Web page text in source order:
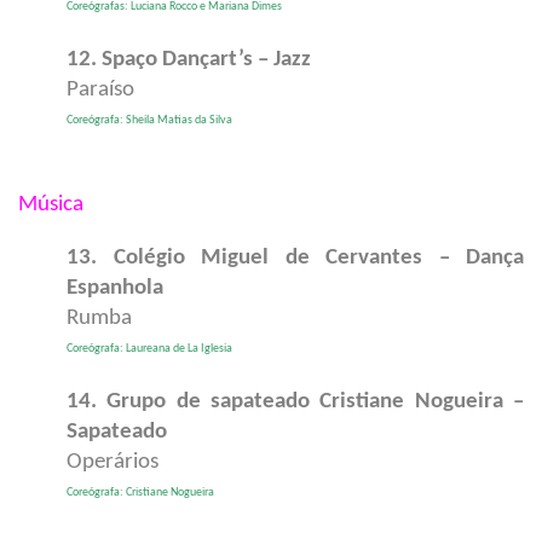
Coreógrafas: Luciana Rocco e Mariana Dimes
12. Spaço Dançart’s – Jazz
Paraíso
Coreógrafa: Sheila Matias da Silva
Música
13. Colégio Miguel de Cervantes – Dança
Espanhola
Rumba
Coreógrafa: Laureana de La Iglesia
14. Grupo de sapateado Cristiane Nogueira –
Sapateado
Operários
Coreógrafa: Cristiane Nogueira